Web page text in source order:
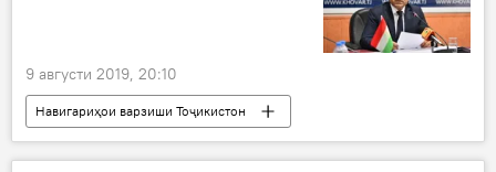
9 августи 2019, 20:10
Навигариҳои варзиши Тоҷикистон
Ҳамаи хабарҳо